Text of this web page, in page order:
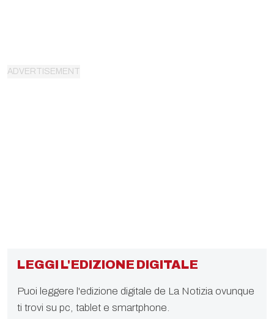
LEGGI L'EDIZIONE DIGITALE
Puoi leggere l'edizione digitale de La Notizia ovunque
ti trovi su pc, tablet e smartphone.